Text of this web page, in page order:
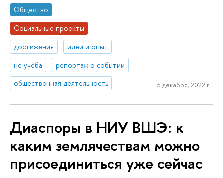
Общество
Социальные проекты
достижения
идеи и опыт
не учеба
репортаж о событии
общественная деятельность
5 декабря, 2022 г.
Диаспоры в НИУ ВШЭ: к
каким землячествам можно
присоединиться уже сейчас